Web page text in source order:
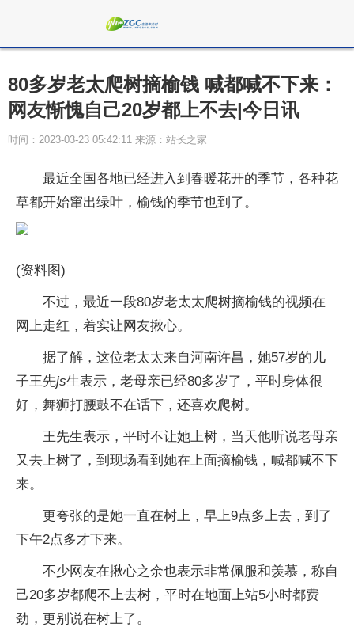
80多岁老太爬树摘榆钱 喊都喊不下来：
网友惭愧自己20岁都上不去|今日讯
时间：2023-03-23 05:42:11 来源：站长之家
最近全国各地已经进入到春暖花开的季节，各种花
草都开始窜出绿叶，榆钱的季节也到了。
(资料图)
不过，最近一段80岁老太太爬树摘榆钱的视频在
网上走红，着实让网友揪心。
据了解，这位老太太来自河南许昌，她57岁的儿
子王先js生表示，老母亲已经80多岁了，平时身体很
好，舞狮打腰鼓不在话下，还喜欢爬树。
王先生表示，平时不让她上树，当天他听说老母亲
又去上树了，到现场看到她在上面摘榆钱，喊都喊不下
来。
更夸张的是她一直在树上，早上9点多上去，到了
下午2点多才下来。
不少网友在揪心之余也表示非常佩服和羡慕，称自
己20多岁都爬不上去树，平时在地面上站5小时都费
劲，更别说在树上了。